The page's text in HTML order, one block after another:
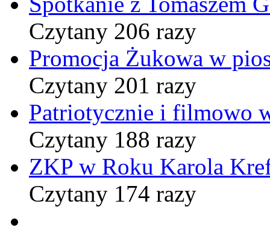
Czytany 206 razy
Promocja Żukowa w
Czytany 201 razy
Patriotycznie i filmowo
Czytany 188 razy
ZKP w Roku Karola
Czytany 174 razy